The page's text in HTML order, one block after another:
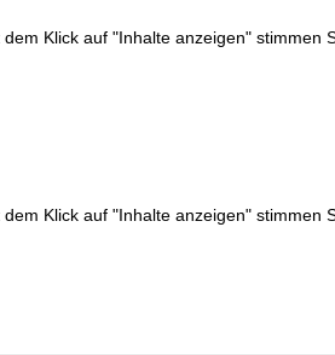
Klick auf "Inhalte anzeigen"
Klick auf "Inhalte anzeigen"